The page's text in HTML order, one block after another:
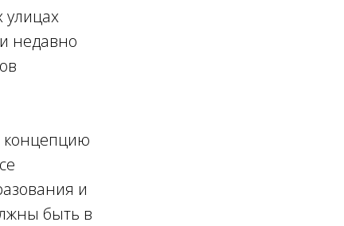
улицах
недавно
концепцию
и
быть в